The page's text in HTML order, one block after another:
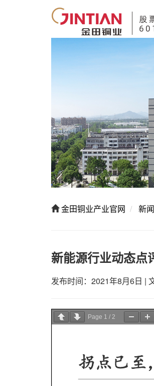
金田铜业产业官网 新
新能源行业动态点
发布时间：2021年8月6日 |
Page 1 / 2